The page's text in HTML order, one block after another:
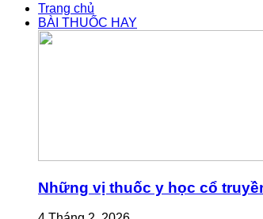
Trang chủ
BÀI THUỐC HAY
Những vị thuốc y học cổ